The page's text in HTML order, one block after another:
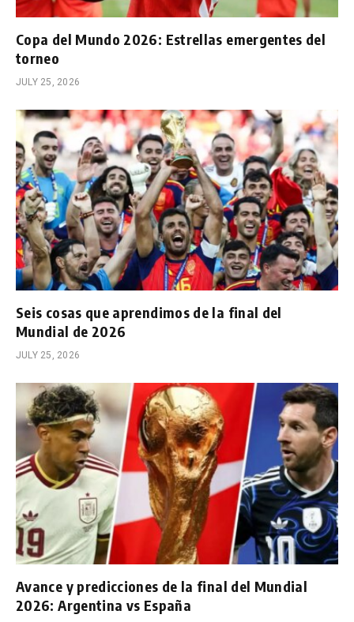
Copa del Mundo 2026: Estrellas emergentes del
torneo
JULY 25, 2026
Seis cosas que aprendimos de la final del
Mundial de 2026
JULY 25, 2026
Avance y predicciones de la final del Mundial
2026: Argentina vs España